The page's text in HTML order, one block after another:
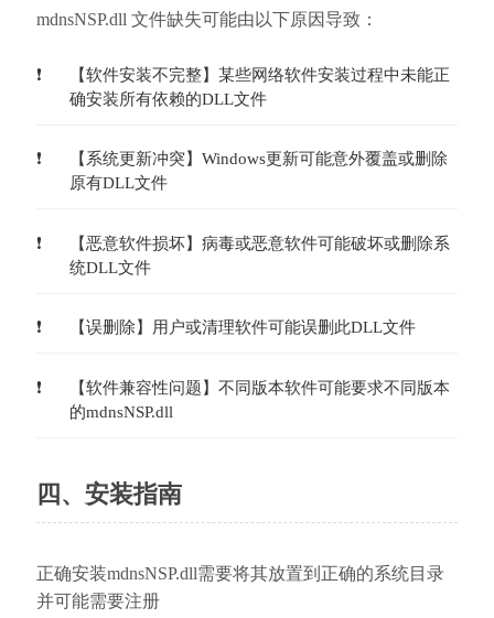
mdnsNSP.dll 文件缺失可能由以下原因导致：
【软件安装不完整】某些网络软件安装过程中未能正
确安装所有依赖的DLL文件
【系统更新冲突】Windows更新可能意外覆盖或删除
原有DLL文件
【恶意软件损坏】病毒或恶意软件可能破坏或删除系
统DLL文件
【误删除】用户或清理软件可能误删此DLL文件
【软件兼容性问题】不同版本软件可能要求不同版本
的mdnsNSP.dll
四、安装指南
正确安装mdnsNSP.dll需要将其放置到正确的系统目录
并可能需要注册